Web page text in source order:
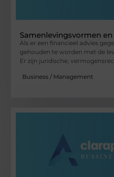
Samenlevingsvormen
Als er een financieel advies
gehouden te worden met de
Er zijn juridische,
Business / Management